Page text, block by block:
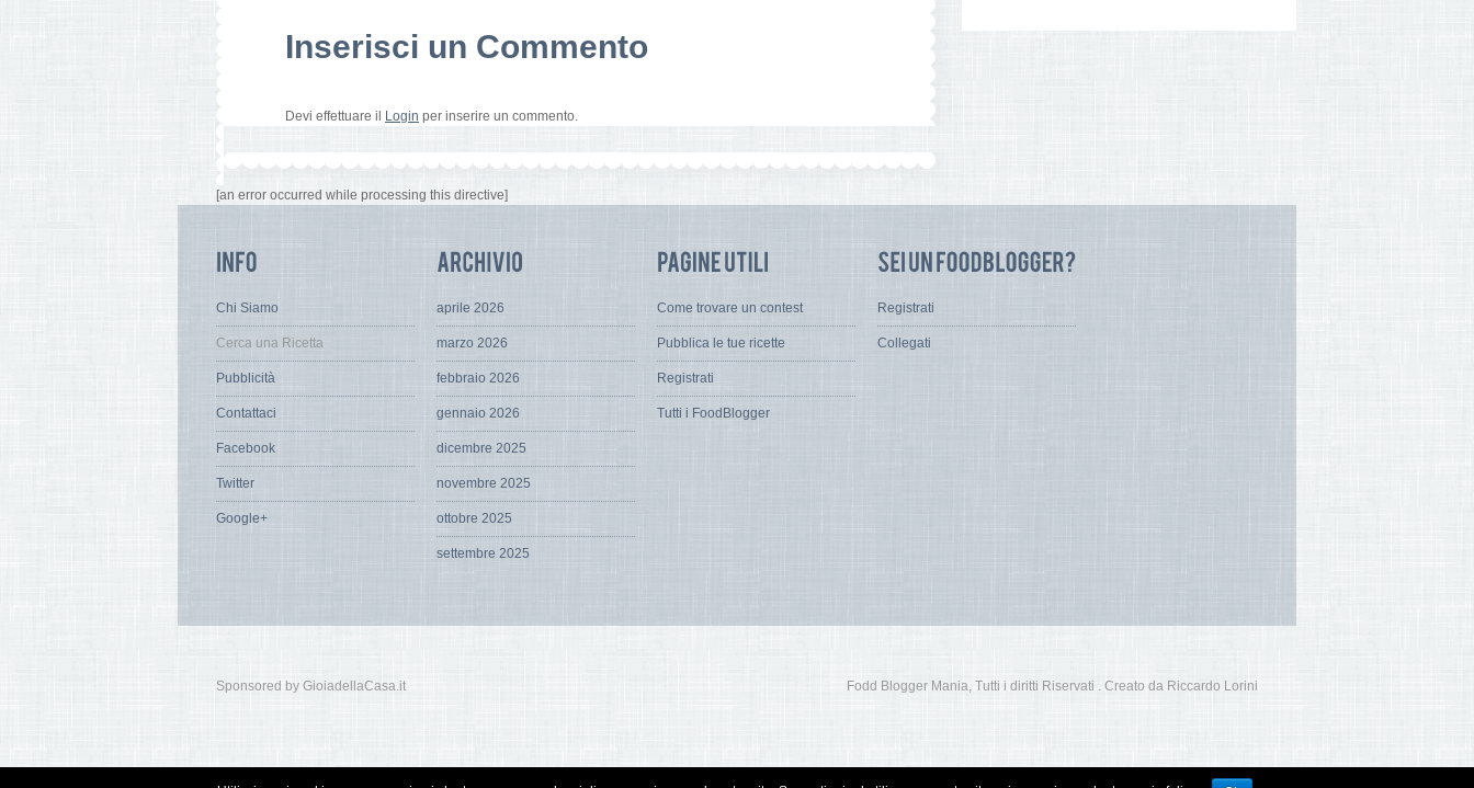
Inserisci un Commento
Devi effettuare il Login per inserire un commento.
[an error occurred while processing this directive]
Chi Siamo
Cerca una Ricetta
Pubblicità
Contattaci
Facebook
Twitter
Google+
aprile 2026
marzo 2026
febbraio 2026
gennaio 2026
dicembre 2025
novembre 2025
ottobre 2025
settembre 2025
Come trovare un contest
Pubblica le tue ricette
Registrati
Tutti i FoodBlogger
Registrati
Collegati
Fodd Blogger Mania, Tutti i diritti Riservati . Creato da Riccardo Lorini
Sponsored by GioiadellaCasa.it